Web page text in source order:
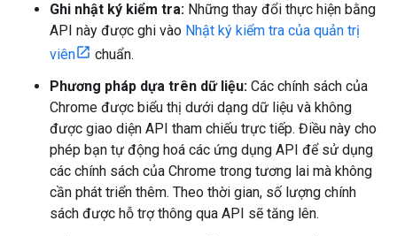
Ghi nhật ký kiểm tra: Những thay đổi thực hiện bằng
API này được ghi vào Nhật ký kiểm tra của quản trị
viên
chuẩn.
Phương pháp dựa trên dữ liệu: Các chính sách của
Chrome được biểu thị dưới dạng dữ liệu và không
được giao diện API tham chiếu trực tiếp. Điều này cho
phép bạn tự động hoá các ứng dụng API để sử dụng
các chính sách của Chrome trong tương lai mà không
cần phát triển thêm. Theo thời gian, số lượng chính
sách được hỗ trợ thông qua API sẽ tăng lên.